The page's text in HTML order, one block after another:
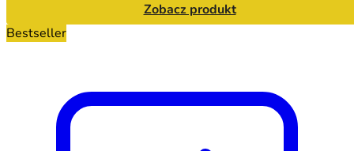
Zobacz produkt
Bestseller